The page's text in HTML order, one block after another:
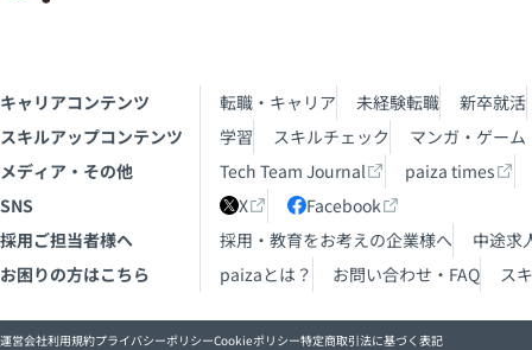
キャリアコンテンツ 転職・キャリア 未経験転職
新卒就活
スキルアップコンテンツ
学習 スキルチェック
マンガ・ゲーム
メディア・その他
Tech Team Journal
paiza times
SNS
X
Facebook
採用ご担当者様へ
採用・教育をお考えの企業様へ
中途求
お困りの方はこちら
paizaとは？ お問い合わせ・FAQ ス
運営会社利用規約プライバシーポリシーCookieポリシー特定商取引法に基づく表記